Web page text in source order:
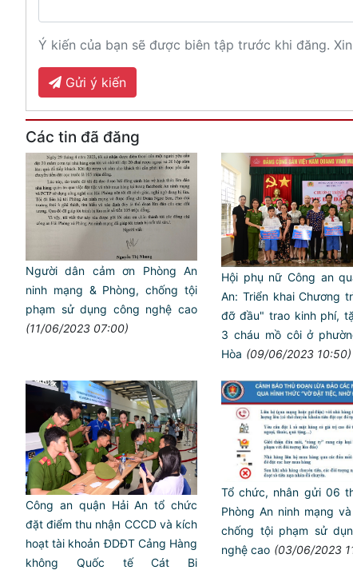
Ý kiến của bạn sẽ được biên tập trước khi đăng.
Gửi ý kiến
Các tin đã đăng
Người dân cảm ơn Phòng An
ninh mạng & Phòng, chống tội
phạm sử dụng công nghệ cao
(11/06/2023 07:00)
Hội phụ nữ Công an
An: Triển khai Chương
đỡ đầu" trao kinh phí,
3 cháu mồ côi ở
Hòa (09/06/2023 10:50)
Công an quận Hải An tổ chức
đặt điểm thu nhận CCCD và kích
hoạt tài khoản ĐDĐT Cảng Hàng
không Quốc tế Cát Bi
Tổ chức, nhân gửi 06
Phòng An ninh mạng
chống tội phạm sử
nghệ cao (03/06/2023